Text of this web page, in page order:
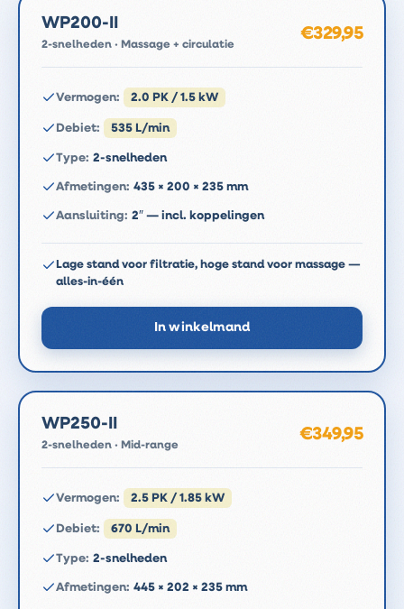
WP200-II
2-snelheden · Massage + circulatie
€329,95
Vermogen: 2.0 PK / 1.5 kW
Debiet: 535 L/min
Type: 2-snelheden
Afmetingen: 435 × 200 × 235 mm
Aansluiting: 2″ — incl. koppelingen
Lage stand voor filtratie, hoge stand voor massage —
alles-in-één
In winkelmand
WP250-II
2-snelheden · Mid-range
€349,95
Vermogen: 2.5 PK / 1.85 kW
Debiet: 670 L/min
Type: 2-snelheden
Afmetingen: 445 × 202 × 235 mm